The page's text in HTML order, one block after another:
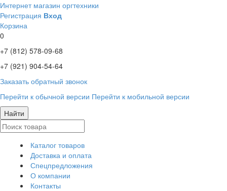
Интернет магазин оргтехники
Регистрация Вход
Корзина
0
+7 (812) 578-09-68
+7 (921) 904-54-64
Заказать обратный звонок
Перейти к обычной версии Перейти к мобильной версии
Найти
Каталог товаров
Доставка и оплата
Спецпредложения
О компании
Контакты